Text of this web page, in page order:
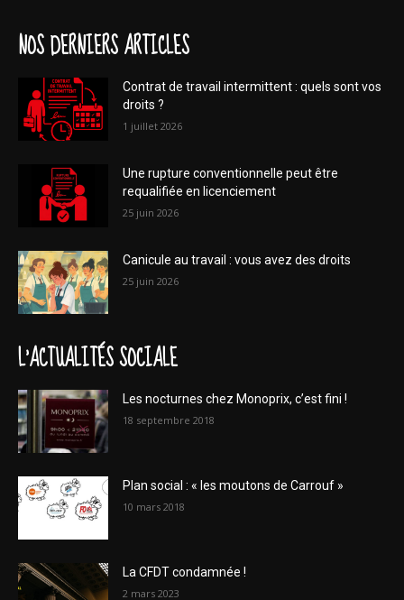
NOS DERNIERS ARTICLES
Contrat de travail intermittent : quels sont vos
droits ?
1 juillet 2026
Une rupture conventionnelle peut être
requalifiée en licenciement
25 juin 2026
Canicule au travail : vous avez des droits
25 juin 2026
L'ACTUALITÉS SOCIALE
Les nocturnes chez Monoprix, c’est fini !
18 septembre 2018
Plan social : « les moutons de Carrouf »
10 mars 2018
La CFDT condamnée !
2 mars 2023